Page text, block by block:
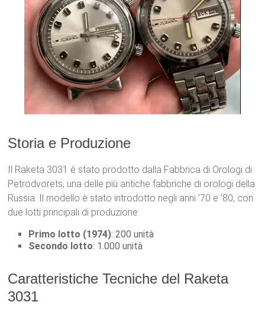
Storia e Produzione
Il Raketa 3031 è stato prodotto dalla Fabbrica di Orologi di
Petrodvorets, una delle più antiche fabbriche di orologi della
Russia. Il modello è stato introdotto negli anni ’70 e ’80, con
due lotti principali di produzione:
Primo lotto (1974): 200 unità
Secondo lotto: 1.000 unità
Caratteristiche Tecniche del Raketa
3031